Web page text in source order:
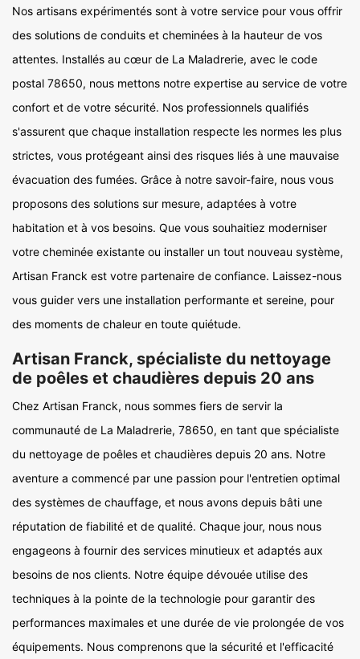
Nos artisans expérimentés sont à votre service pour vous offrir
des solutions de conduits et cheminées à la hauteur de vos
attentes. Installés au cœur de La Maladrerie, avec le code
postal 78650, nous mettons notre expertise au service de votre
confort et de votre sécurité. Nos professionnels qualifiés
s'assurent que chaque installation respecte les normes les plus
strictes, vous protégeant ainsi des risques liés à une mauvaise
évacuation des fumées. Grâce à notre savoir-faire, nous vous
proposons des solutions sur mesure, adaptées à votre
habitation et à vos besoins. Que vous souhaitiez moderniser
votre cheminée existante ou installer un tout nouveau système,
Artisan Franck est votre partenaire de confiance. Laissez-nous
vous guider vers une installation performante et sereine, pour
des moments de chaleur en toute quiétude.
Artisan Franck, spécialiste du nettoyage
de poêles et chaudières depuis 20 ans
Chez Artisan Franck, nous sommes fiers de servir la
communauté de La Maladrerie, 78650, en tant que spécialiste
du nettoyage de poêles et chaudières depuis 20 ans. Notre
aventure a commencé par une passion pour l'entretien optimal
des systèmes de chauffage, et nous avons depuis bâti une
réputation de fiabilité et de qualité. Chaque jour, nous nous
engageons à fournir des services minutieux et adaptés aux
besoins de nos clients. Notre équipe dévouée utilise des
techniques à la pointe de la technologie pour garantir des
performances maximales et une durée de vie prolongée de vos
équipements. Nous comprenons que la sécurité et l'efficacité